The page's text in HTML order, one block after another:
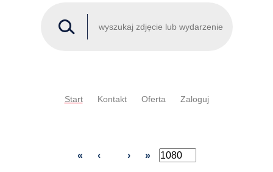
Start Kontakt Oferta Zaloguj
« ‹ › »